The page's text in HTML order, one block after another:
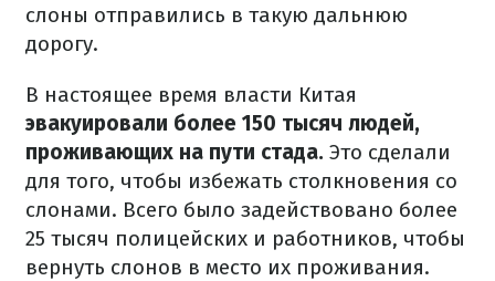
слоны отправились в такую ​​дальнюю
дорогу.
В настоящее время власти Китая
эвакуировали более 150 тысяч людей,
проживающих на пути стада. Это сделали
для того, чтобы избежать столкновения со
слонами. Всего было задействовано более
25 тысяч полицейских и работников, чтобы
вернуть слонов в место их проживания.